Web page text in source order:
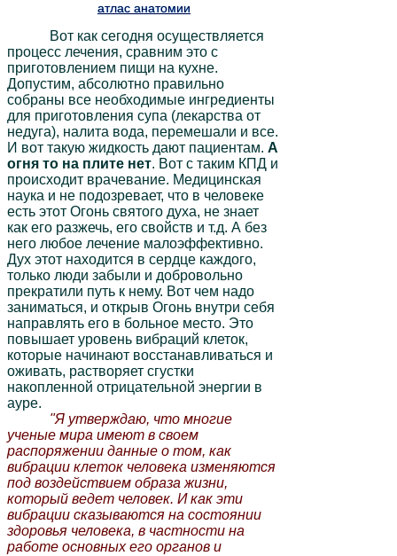
атлас анатомии
Вот как сегодня осуществляется
процесс лечения, сравним это с
приготовлением пищи на кухне.
Допустим, абсолютно правильно
собраны все необходимые ингредиенты
для приготовления супа (лекарства от
недуга), налита вода, перемешали и все.
И вот такую жидкость дают пациентам.А
огня то на плите нет. Вот с таким КПД и
происходит врачевание. Медицинская
наука и не подозревает, что в человеке
есть этот Огонь святого духа, не знает
как его разжечь, его свойств и т.д. А без
него любое лечение малоэффективно.
Дух этот находится в сердце каждого,
только люди забыли и добровольно
прекратили путь к нему. Вот чем надо
заниматься, и открыв Огонь внутри себя
направлять его в больное место. Это
повышает уровень вибраций клеток,
которые начинают восстанавливаться и
оживать, растворяет сгустки
накопленной отрицательной энергии в
ауре.
"Я утверждаю, что многие
ученые мира имеют в своем
распоряжении данные о том, как
вибрации клеток человека изменяются
под воздействием образа жизни,
который ведет человек. И как эти
вибрации сказываются на состоянии
здоровья человека, в частности на
работе основных его органов и